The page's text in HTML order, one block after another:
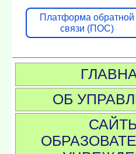
Платформа обратной
связи (ПОС)
ОБ